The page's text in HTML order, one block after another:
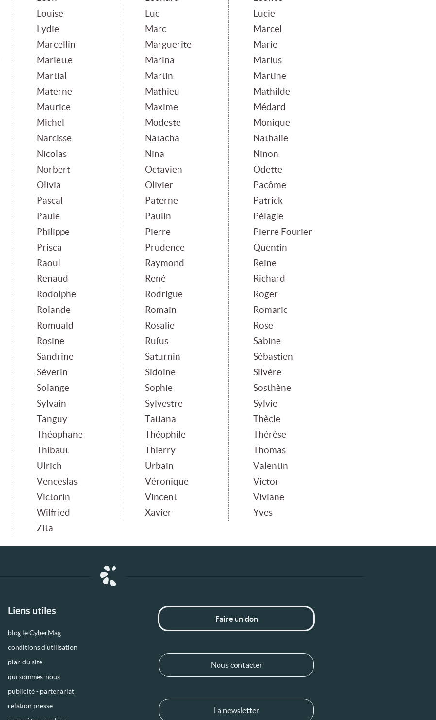
Louise Luc
Lucie
Lydie Marc
Marcel
Marcellin Marguerite
Marie
Mariette Marina
Marius
Martial Martin
Martine
Materne Mathieu
Mathilde
Maurice Maxime
Médard
Michel Modeste
Monique
Narcisse Natacha
Nathalie
Nicolas Nina
Ninon
Norbert Octavien
Odette
Olivia Olivier
Pacôme
Pascal Paterne
Patrick
Paule Paulin
Pélagie
Philippe Pierre
Pierre Fourier
Prisca Prudence
Quentin
Raoul Raymond
Reine
Renaud René
Richard
Rodolphe Rodrigue
Roger
Rolande Romain
Romaric
Romuald Rosalie
Rose
Rosine Rufus
Sabine
Sandrine Saturnin
Sébastien
Séverin Sidoine
Silvère
Solange Sophie
Sosthène
Sylvain Sylvestre
Sylvie
Tanguy Tatiana
Thècle
Théophane Théophile
Thérèse
Thibaut Thierry
Thomas
Ulrich Urbain
Valentin
Venceslas Véronique
Victor
Victorin Vincent
Viviane
Wilfried Xavier
Yves
Zita
Liens utiles
blog le CyberMag
conditions d’utilisation
plan du site
qui sommes-nous
publicité - partenariat
relation presse
Faire un don
Nous contacter
La newsletter